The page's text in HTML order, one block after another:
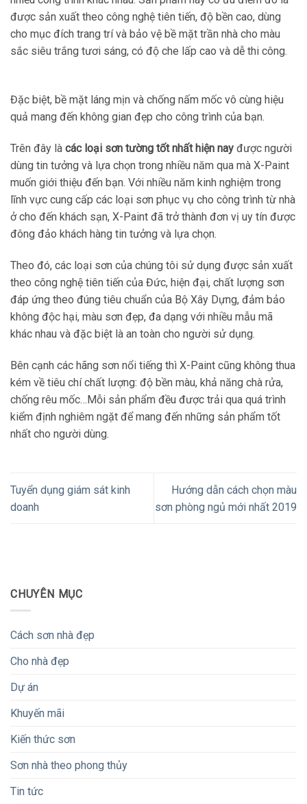
được sản xuất theo công nghệ tiên tiến, độ bền cao, dùng
cho mục đích trang trí và bảo vệ bề mặt trần nhà cho màu
sắc siêu trắng tươi sáng, có độ che lấp cao và dễ thi công.
Đặc biệt, bề mặt láng mịn và chống nấm mốc vô cùng hiệu
quả mang đến không gian đẹp cho công trình của bạn.
Trên đây là các loại sơn tường tốt nhất hiện nay được người
dùng tin tưởng và lựa chọn trong nhiều năm qua mà X-Paint
muốn giới thiệu đến bạn. Với nhiều năm kinh nghiệm trong
lĩnh vực cung cấp các loại sơn phục vụ cho công trình từ nhà
ở cho đến khách sạn, X-Paint đã trở thành đơn vị uy tín được
đông đảo khách hàng tin tưởng và lựa chọn.
Theo đó, các loại sơn của chúng tôi sử dụng được sản xuất
theo công nghệ tiên tiến của Đức, hiện đại, chất lượng sơn
đáp ứng theo đúng tiêu chuẩn của Bộ Xây Dựng, đảm bảo
không độc hại, màu sơn đẹp, đa dạng với nhiều mẫu mã
khác nhau và đặc biệt là an toàn cho người sử dụng.
Bên cạnh các hãng sơn nổi tiếng thì X-Paint cũng không thua
kém về tiêu chí chất lượng: độ bền màu, khả năng chà rửa,
chống rêu mốc…Mỗi sản phẩm đều được trải qua quá trình
kiểm định nghiêm ngặt để mang đến những sản phẩm tốt
nhất cho người dùng.
Tuyển dụng giám sát kinh
doanh
Hướng dẫn cách chọn màu
sơn phòng ngủ mới nhất 2019
CHUYÊN MỤC
Cách sơn nhà đẹp
Cho nhà đẹp
Dự án
Khuyến mãi
Kiến thức sơn
Sơn nhà theo phong thủy
Tin tức